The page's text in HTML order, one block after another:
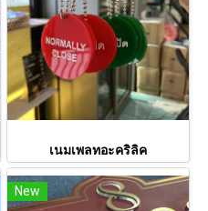
เนมเพลทอะคริลิค
New